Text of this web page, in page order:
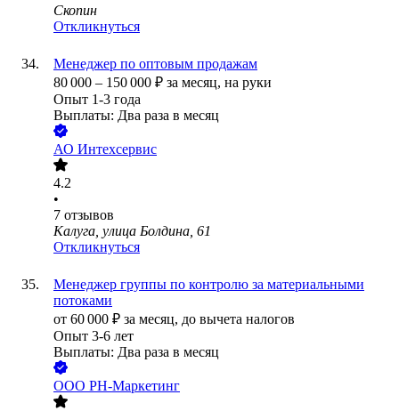
Скопин
Откликнуться
Менеджер по оптовым продажам
80 000 – 150 000 ₽ за месяц, на руки
Опыт 1-3 года
Выплаты: Два раза в месяц
АО Интехсервис
4.2
•
7 отзывов
Калуга, улица Болдина, 61
Откликнуться
Менеджер группы по контролю за материальными
потоками
от 60 000 ₽ за месяц, до вычета налогов
Опыт 3-6 лет
Выплаты: Два раза в месяц
ООО РН-Маркетинг